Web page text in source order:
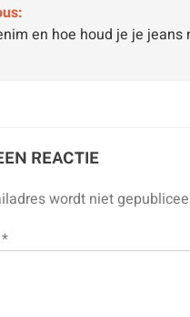
en hoe houd je je jeans
REACTIE
wordt niet
*